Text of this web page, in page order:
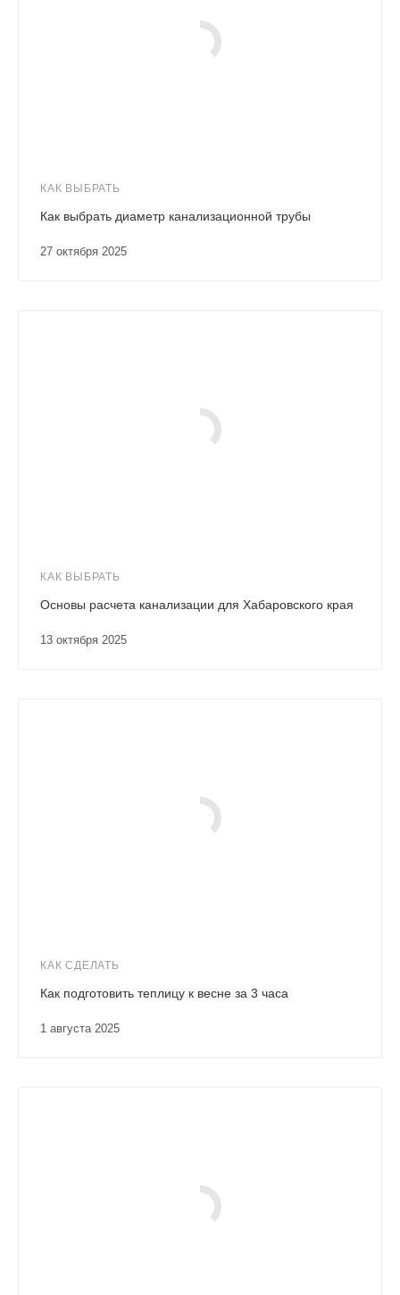
КАК ВЫБРАТЬ
27 октября 2025
Как выбрать диаметр канализационной трубы
КАК ВЫБРАТЬ
13 октября 2025
Основы расчета канализации для Хабаровского края
КАК СДЕЛАТЬ
1 августа 2025
Как подготовить теплицу к весне за 3 часа